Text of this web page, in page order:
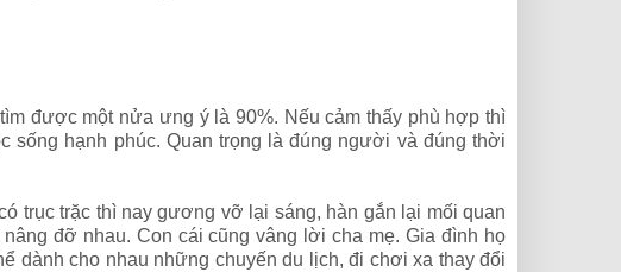
được một nửa ưng ý là 90%. Nếu cảm thấy phù hợp thì
sống hạnh phúc. Quan trọng là đúng người và đúng thời
trục trặc thì nay gương vỡ lại sáng, hàn gắn lại mối quan
đỡ nhau. Con cái cũng vâng lời cha mẹ. Gia đình họ
dành cho nhau những chuyến du lịch, đi chơi xa thay đổi